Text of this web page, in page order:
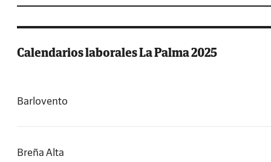
Calendarios laborales La Palma 2025
Barlovento
Breña Alta